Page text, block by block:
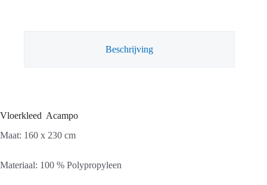
Beschrijving
Vloerkleed Acampo
Maat: 160 x 230 cm
Materiaal: 100 % Polypropyleen